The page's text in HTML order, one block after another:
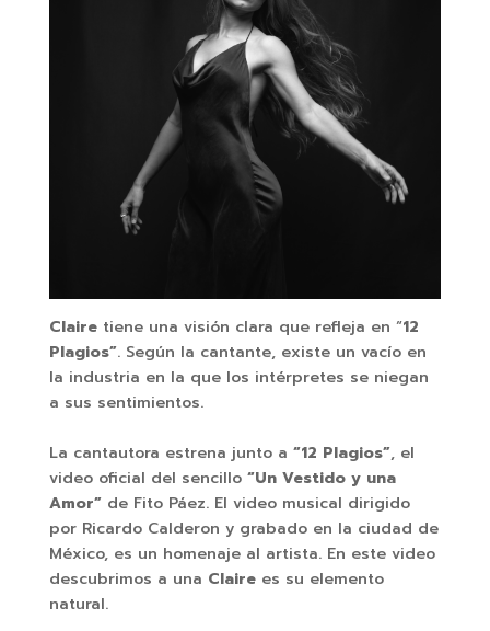
Clairetiene una visión clara que refleja en “12
Plagios”. Según la cantante, existe un vacío en
la industria en la que los intérpretes se niegan
a sus sentimientos.
La cantautora estrena junto a “12 Plagios”, el
video oficial del sencillo “Un Vestido y una
Amor”de Fito Páez. El video musical dirigido
por Ricardo Calderon y grabado en la ciudad de
México, es un homenaje al artista. En este video
descubrimos a una Clairees su elemento
natural.